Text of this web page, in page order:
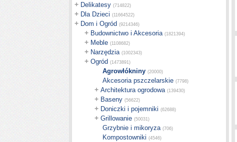
+ Delikatesy (714822)
+ Dla Dzieci (11664522)
+ Dom i Ogród (9214346)
+ Budownictwo i Akcesoria (1821394)
+ Meble (1108682)
+ Narzędzia (1002343)
+ Ogród (1473891)
Agrowłókniny (20000)
Akcesoria pszczelarskie (7798)
+ Architektura ogrodowa (139430)
+ Baseny (56622)
+ Doniczki i pojemniki (62688)
+ Grillowanie (50031)
Grzybnie i mikoryza (706)
Kompostowniki (4546)